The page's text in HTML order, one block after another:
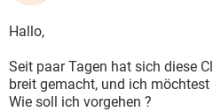
FACEBOOK
WHATSAPP
ANDROID
WINDOWS 10
WHATSAPP
FACEBOOK
SPIELE
WINDOWS 10
Hallo,
Seit paar Tagen hat sich diese
breit gemacht, und ich
Wie soll ich vorgehen ?